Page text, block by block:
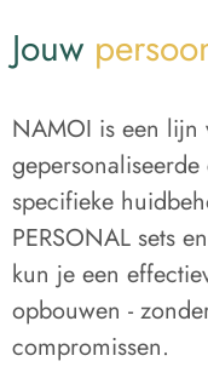
Jouw
NAMOI is een lijn
specifieke
PERSONAL sets
kun je een
opbouwen -
compromissen.